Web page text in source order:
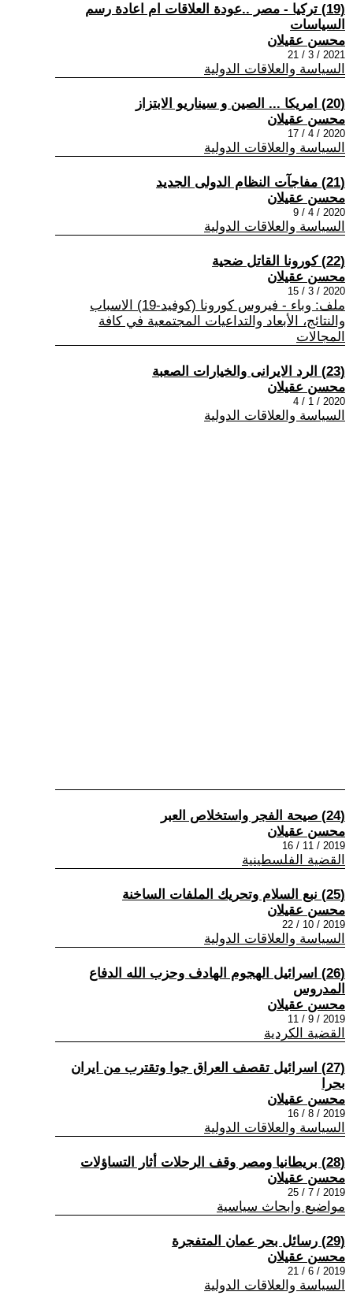
(19) تركيا - مصر ..عودة العلاقات ام اعادة رسم
السياسات
محسن عقيلان
2021 / 3 / 21
السياسة والعلاقات الدولية
(20) امريكا ... الصين و سيناريو الابتزاز
محسن عقيلان
2020 / 4 / 17
السياسة والعلاقات الدولية
(21) مفاجآت النظام الدولى الجديد
محسن عقيلان
2020 / 4 / 9
السياسة والعلاقات الدولية
(22) كورونا القاتل ضحية
محسن عقيلان
2020 / 3 / 15
ملف: وباء - فيروس كورونا (كوفيد-19) الاسباب
والنتائج، الأبعاد والتداعيات المجتمعية في كافة
المجالات
(23) الرد الايرانى والخيارات الصعبة
محسن عقيلان
2020 / 1 / 4
السياسة والعلاقات الدولية
(24) صيحة الفجر واستخلاص العبر
محسن عقيلان
2019 / 11 / 16
القضية الفلسطينية
(25) نبع السلام وتحريك الملفات الساخنة
محسن عقيلان
2019 / 10 / 22
السياسة والعلاقات الدولية
(26) اسرائيل الهجوم الهادف وحزب الله الدفاع
المدروس
محسن عقيلان
2019 / 9 / 11
القضية الكردية
(27) اسرائيل تقصف العراق جوا وتقترب من ايران
بحرا
محسن عقيلان
2019 / 8 / 16
السياسة والعلاقات الدولية
(28) بريطانيا ومصر وقف الرحلات أثار التساؤلات
محسن عقيلان
2019 / 7 / 25
مواضيع وابحاث سياسية
(29) رسائل بحر عمان المتفجرة
محسن عقيلان
2019 / 6 / 21
السياسة والعلاقات الدولية